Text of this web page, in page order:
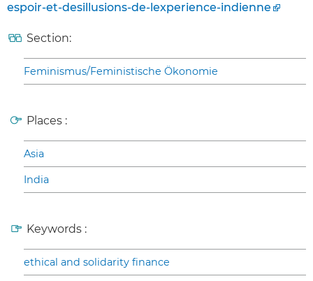
espoir-et-desillusions-de-lexperience-indienne
Section:
Feminismus/Feministische Ökonomie
Places :
Asia
India
Keywords :
ethical and solidarity finance